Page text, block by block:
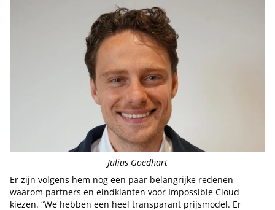
Julius Goedhart
Er zijn volgens hem nog een paar belangrijke redenen
waarom partners en eindklanten voor Impossible Cloud
kiezen. “We hebben een heel transparant prijsmodel. Er